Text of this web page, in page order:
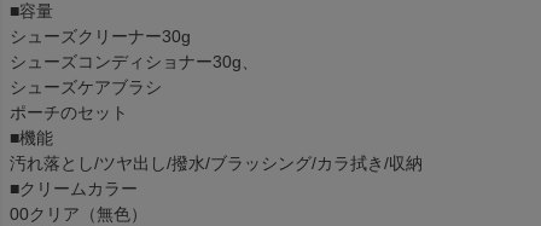
■容量
シューズクリーナー30g
シューズコンディショナー30g、
シューズケアブラシ
ポーチのセット
■機能
汚れ落とし/ツヤ出し/撥水/ブラッシング/カラ拭き/収納
■クリームカラー
00クリア（無色）